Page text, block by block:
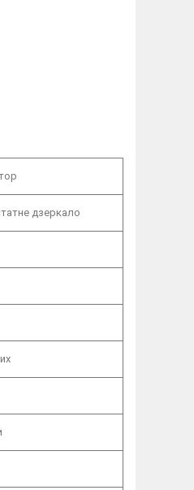
дзеркало